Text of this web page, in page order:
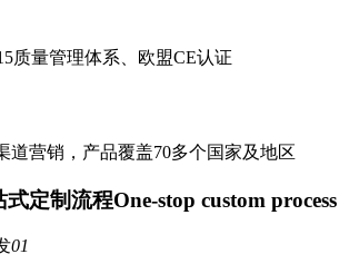
质量管理体系、欧盟CE认证
道营销，产品覆盖70多个国家及地区
式定制流程One-stop custom process
01